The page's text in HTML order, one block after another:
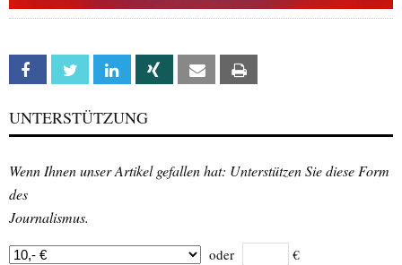
Facebook Twitter Linkedin Xing Email
UNTERSTÜTZUNG
Wenn Ihnen unser Artikel gefallen hat: Unterstützen Sie diese Form
des
Journalismus.
oder €